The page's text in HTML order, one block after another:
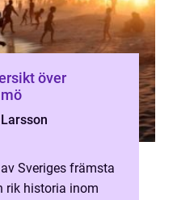
Sveriges främsta
rik historia inom